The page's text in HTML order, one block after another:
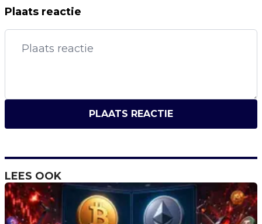
Plaats reactie
PLAATS REACTIE
LEES OOK